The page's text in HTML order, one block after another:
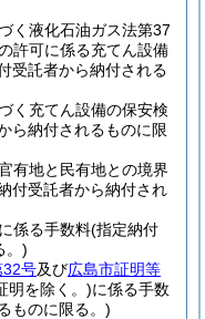
く液化石油ガス法第37
許可に係る充てん設備
受託者から納付される
く充てん設備の保安検
ら納付されるものに限
有地と民有地との境界
付受託者から納付され
係る手数料(指定納付
。)
32号及び広島市証明等
明を除く。)に係る手数
ものに限る。)